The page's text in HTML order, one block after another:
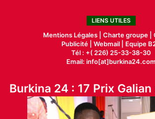
LIENS UTILES
Mentions Légales | Charte groupe |
Publicité| Webmail |
Equipe
Tél : +( 226) 25-33-38-30
Email: info[at]burkina24.com
Burkina 24 : 17 Prix